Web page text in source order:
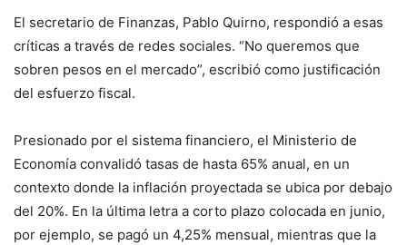
El secretario de Finanzas, Pablo Quirno, respondió a esas
críticas a través de redes sociales. “No queremos que
sobren pesos en el mercado”, escribió como justificación
del esfuerzo fiscal.
Presionado por el sistema financiero, el Ministerio de
Economía convalidó tasas de hasta 65% anual, en un
contexto donde la inflación proyectada se ubica por debajo
del 20%. En la última letra a corto plazo colocada en junio,
por ejemplo, se pagó un 4,25% mensual, mientras que la